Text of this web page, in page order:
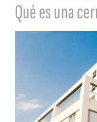
Qué es una